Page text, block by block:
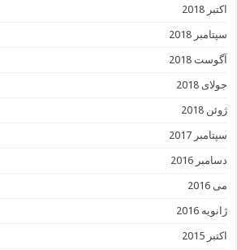
اکتبر 2018
سپتامبر 2018
آگوست 2018
جولای 2018
ژوئن 2018
سپتامبر 2017
دسامبر 2016
می 2016
ژانویه 2016
اکتبر 2015